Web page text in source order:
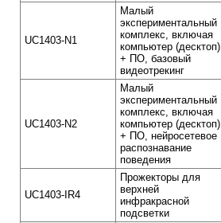
UC1403-N1
Малый
экспериментальный
комплекс, включая
компьютер (десктоп)
+ ПО, базовый
видеотрекинг
UC1403-N2
Малый
экспериментальный
комплекс, включая
компьютер (десктоп)
+ ПО, нейросетевое
распознавание
поведения
UC1403-IR4
Прожекторы для
верхней
инфракрасной
подсветки